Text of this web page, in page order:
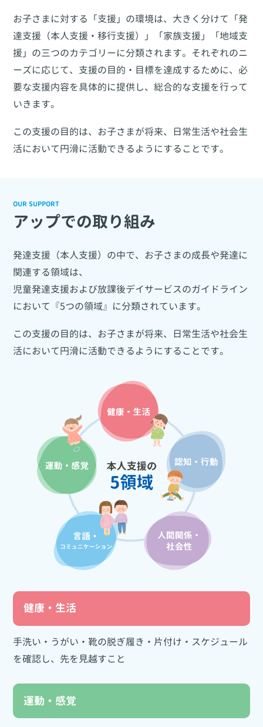
お子さまに対する「支援」の環境は、大きく分けて「発
達支援（本人支援・移行支援）」「家族支援」「地域支
援」の三つのカテゴリーに分類されます。それぞれのニ
ーズに応じて、支援の目的・目標を達成するために、必
要な支援内容を具体的に提供し、総合的な支援を行って
いきます。
この支援の目的は、お子さまが将来、日常生活や社会生
活において円滑に活動できるようにすることです。
OUR SUPPORT
アップでの取り組み
発達支援（本人支援）の中で、お子さまの成長や発達に
関連する領域は、
児童発達支援および放課後デイサービスのガイドライン
において『5つの領域』に分類されています。
この支援の目的は、お子さまが将来、日常生活や社会生
活において円滑に活動できるようにすることです。
健康・生活
手洗い・うがい・靴の脱ぎ履き・片付け・スケジュール
を確認し、先を見越すこと
運動・感覚